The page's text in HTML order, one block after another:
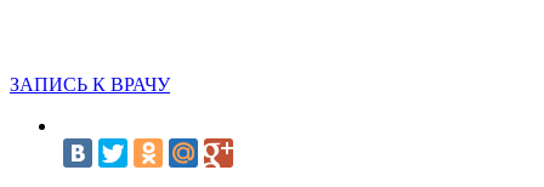
ЗАПИСЬ К ВРАЧУ